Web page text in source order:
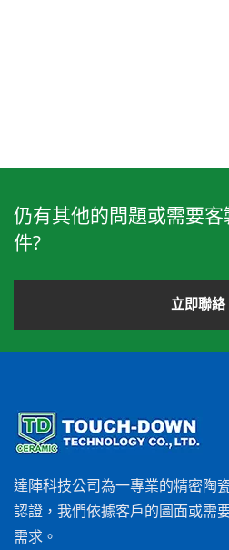
仍有其他的問題或需要
件?
立即聯絡
達陣科技公司為一專業的精密陶
認證，我們依據客戶的圖面或需
需求。